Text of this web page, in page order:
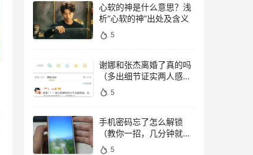
心软的神是什么意思？浅
析“心软的神”出处及含义
5
谢娜和张杰离婚了真的吗
（多出细节证实两人感情
稳定）
5
手机密码忘了怎么解锁
（教你一招，几分钟就能
顺利解锁）
5